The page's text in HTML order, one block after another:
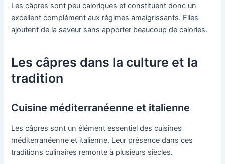
Les câpres sont peu caloriques et constituent donc un
excellent complément aux régimes amaigrissants. Elles
ajoutent de la saveur sans apporter beaucoup de calories.
Les câpres dans la culture et la
tradition
Cuisine méditerranéenne et italienne
Les câpres sont un élément essentiel des cuisines
méditerranéenne et italienne. Leur présence dans ces
traditions culinaires remonte à plusieurs siècles.